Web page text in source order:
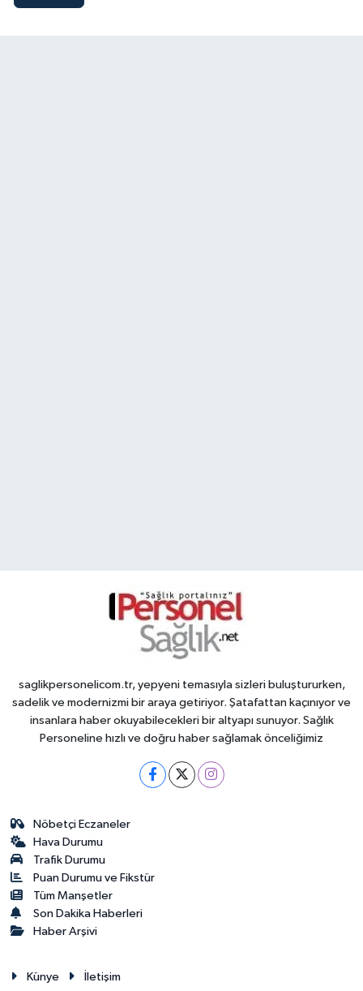
saglikpersonelicom.tr, yepyeni temasıyla sizleri buluştururken,
sadelik ve modernizmi bir araya getiriyor. Şatafattan kaçınıyor ve
insanlara haber okuyabilecekleri bir altyapı sunuyor. Sağlık
Personeline hızlı ve doğru haber sağlamak önceliğimiz
Nöbetçi Eczaneler
Hava Durumu
Trafik Durumu
Puan Durumu ve Fikstür
Tüm Manşetler
Son Dakika Haberleri
Haber Arşivi
Künye İletişim